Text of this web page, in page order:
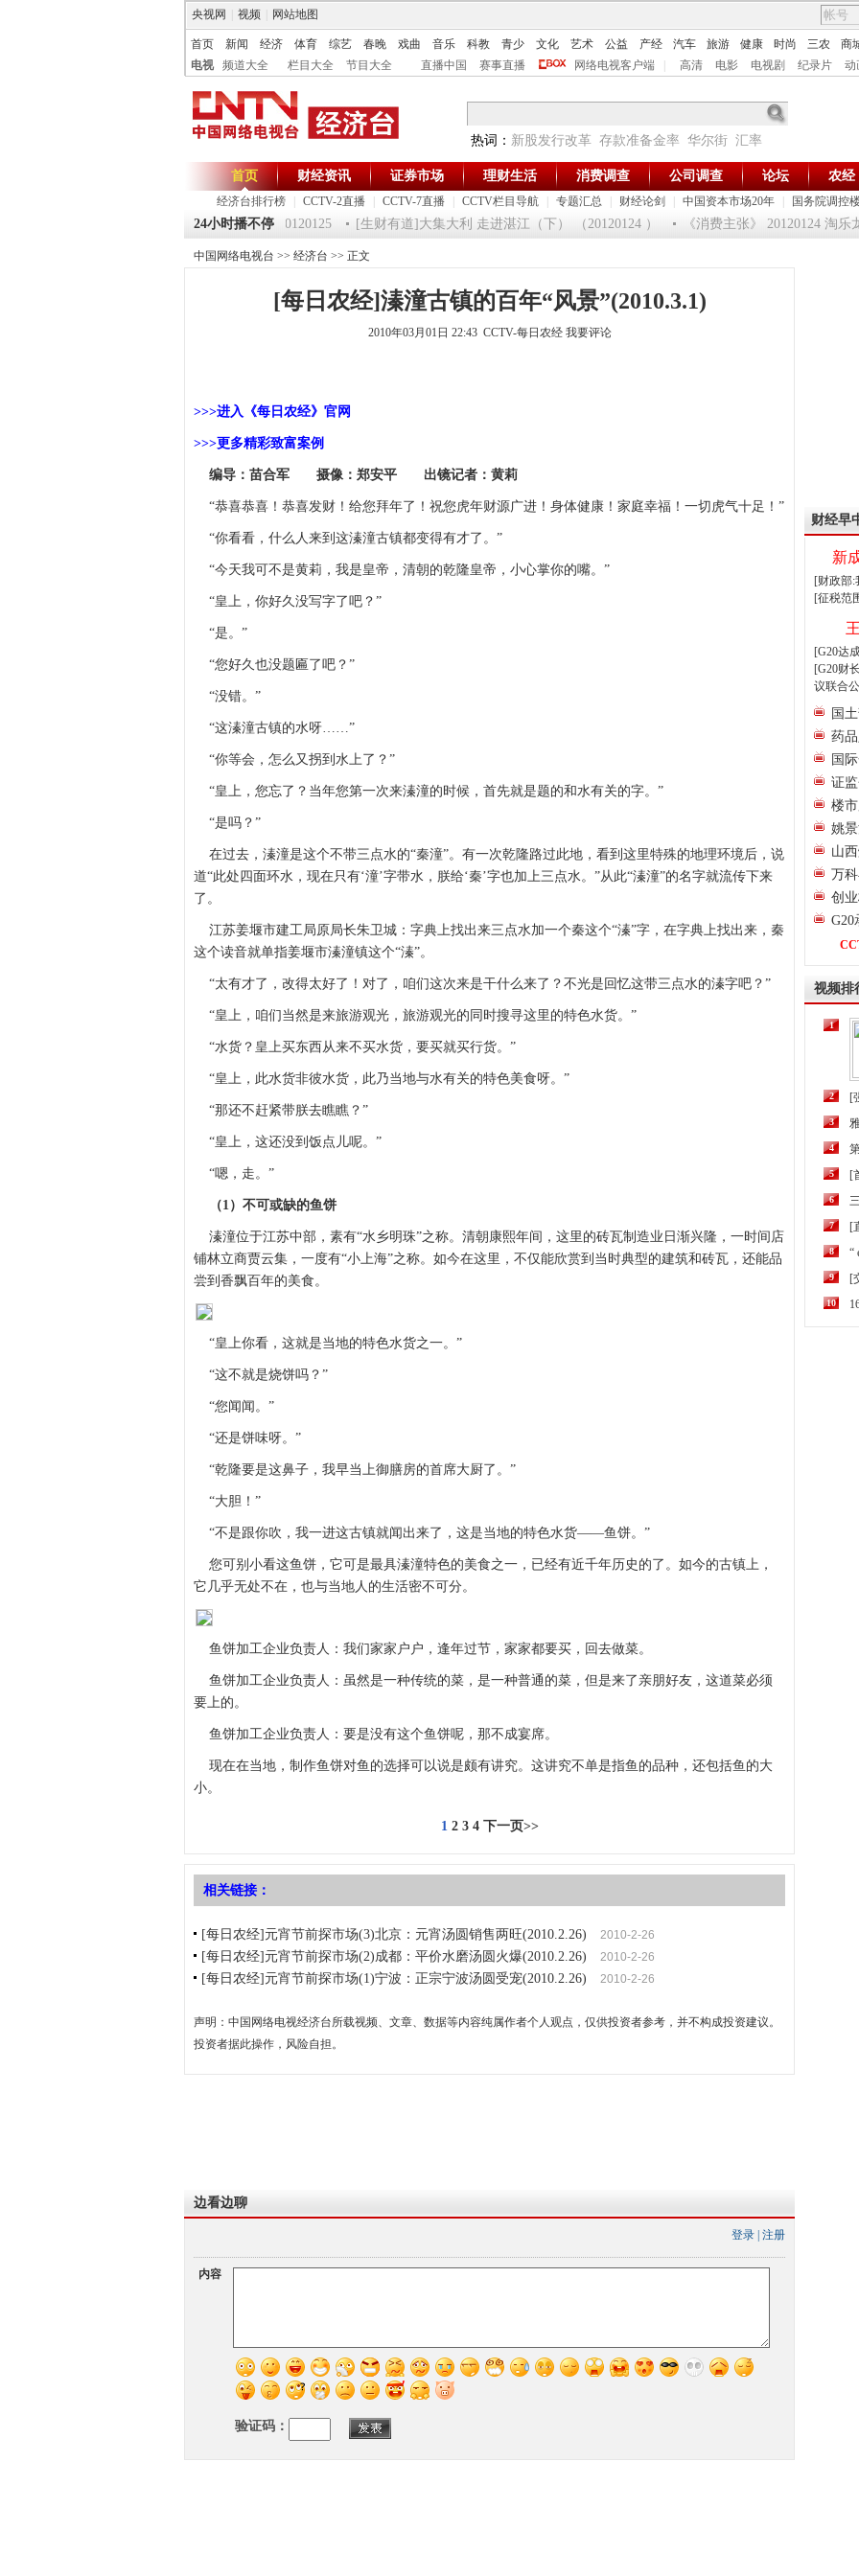
央视网 视频 网站地图
首页 新闻 经济 体育 综艺 春晚 戏曲 音乐 科教 青少 文化 艺术 公益 产经 汽车 旅游 健康 时尚 三农 商
电视
频道大全 栏目大全 节目大全 直播中国 赛事直播 网络电视客户端 高清 电影 电视剧 纪录片 动
热词： 新股发行改革 存款准备金率 华尔街 汇率
首页
经济台排行榜 CCTV-2直播 CCTV-7直播 CCTV栏目导航 专题汇总 财经论剑 中国资本市场20年 国务院调控
财经资讯 证券市场 理财生活 消费调查 公司调查 论坛 农经
24小时播不停
《第一时间》 20120125 [生财有道]大集大利 走进湛江（下） （20120124 ） 《消费主张》 20120124 淘乐
中国网络电视台 >> 经济台 >> 正文
[每日农经]溱潼古镇的百年“风景”(2010.3.1)
2010年03月01日 22:43 CCTV-每日农经 我要评论
>>>进入《每日农经》官网
>>>更多精彩致富案例
编导：苗合军 摄像：郑安平 出镜记者：黄莉
“恭喜恭喜！恭喜发财！给您拜年了！祝您虎年财源广进！身体健康！家庭幸福！一切虎气十足！”
“你看看，什么人来到这溱潼古镇都变得有才了。”
“今天我可不是黄莉，我是皇帝，清朝的乾隆皇帝，小心掌你的嘴。”
“皇上，你好久没写字了吧？”
“是。”
“您好久也没题匾了吧？”
“没错。”
“这溱潼古镇的水呀……”
“你等会，怎么又拐到水上了？”
“皇上，您忘了？当年您第一次来溱潼的时候，首先就是题的和水有关的字。”
“是吗？”
在过去，溱潼是这个不带三点水的“秦潼”。有一次乾隆路过此地，看到这里特殊的地理环境后，说
道“此处四面环水，现在只有‘潼’字带水，朕给‘秦’字也加上三点水。”从此“溱潼”的名字就流传下来
了。
江苏姜堰市建工局原局长朱卫城：字典上找出来三点水加一个秦这个“溱”字，在字典上找出来，秦
这个读音就单指姜堰市溱潼镇这个“溱”。
“太有才了，改得太好了！对了，咱们这次来是干什么来了？不光是回忆这带三点水的溱字吧？”
“皇上，咱们当然是来旅游观光，旅游观光的同时搜寻这里的特色水货。”
“水货？皇上买东西从来不买水货，要买就买行货。”
“皇上，此水货非彼水货，此乃当地与水有关的特色美食呀。”
“那还不赶紧带朕去瞧瞧？”
“皇上，这还没到饭点儿呢。”
“嗯，走。”
（1）不可或缺的鱼饼
溱潼位于江苏中部，素有“水乡明珠”之称。清朝康熙年间，这里的砖瓦制造业日渐兴隆，一时间店
铺林立商贾云集，一度有“小上海”之称。如今在这里，不仅能欣赏到当时典型的建筑和砖瓦，还能品
尝到香飘百年的美食。
“皇上你看，这就是当地的特色水货之一。”
“这不就是烧饼吗？”
“您闻闻。”
“还是饼味呀。”
“乾隆要是这鼻子，我早当上御膳房的首席大厨了。”
“大胆！”
“不是跟你吹，我一进这古镇就闻出来了，这是当地的特色水货——鱼饼。”
您可别小看这鱼饼，它可是最具溱潼特色的美食之一，已经有近千年历史的了。如今的古镇上，
它几乎无处不在，也与当地人的生活密不可分。
鱼饼加工企业负责人：我们家家户户，逢年过节，家家都要买，回去做菜。
鱼饼加工企业负责人：虽然是一种传统的菜，是一种普通的菜，但是来了亲朋好友，这道菜必须
要上的。
鱼饼加工企业负责人：要是没有这个鱼饼呢，那不成宴席。
现在在当地，制作鱼饼对鱼的选择可以说是颇有讲究。这讲究不单是指鱼的品种，还包括鱼的大
小。
1 2 3 4 下一页>>
相关链接：
[每日农经]元宵节前探市场(3)北京：元宵汤圆销售两旺(2010.2.26) 2010-2-26
[每日农经]元宵节前探市场(2)成都：平价水磨汤圆火爆(2010.2.26) 2010-2-26
[每日农经]元宵节前探市场(1)宁波：正宗宁波汤圆受宠(2010.2.26) 2010-2-26
声明：中国网络电视经济台所载视频、文章、数据等内容纯属作者个人观点，仅供投资者参考，并不构成投资建议。
投资者据此操作，风险自担。
边看边聊
登录 注册
内容
验证码：
财经早
新
[财政部:
[征税范
[G20达
[G20财
议联合
国
药
国
证
楼
姚
山
万
创
G20
视频排
1
2 [
3
4
5 [
6
7 [
8 “
9 [
10